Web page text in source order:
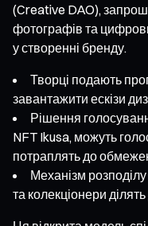
(Creative DAO),
фотографів та
у створенні бренду.
Творці подають
завантажити ескізи
Рішення
NFT Ikusa, можуть
потраплять до
Механізм
та колекціонери